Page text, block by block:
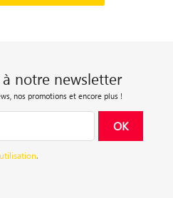
notre newsletter
nos promotions et encore plus !
.